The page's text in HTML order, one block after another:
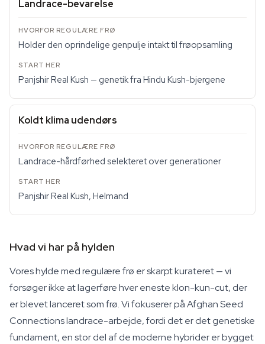
Landrace-bevarelse
Holder den oprindelige genpulje intakt til frøopsamling
Panjshir Real Kush — genetik fra Hindu Kush-bjergene
Koldt klima udendørs
Landrace-hårdførhed selekteret over generationer
Panjshir Real Kush, Helmand
Hvad vi har på hylden
Vores hylde med regulære frø er skarpt kurateret — vi
forsøger ikke at lagerføre hver eneste klon-kun-cut, der
er blevet lanceret som frø. Vi fokuserer på Afghan Seed
Connections landrace-arbejde, fordi det er det genetiske
fundament, en stor del af de moderne hybrider er bygget